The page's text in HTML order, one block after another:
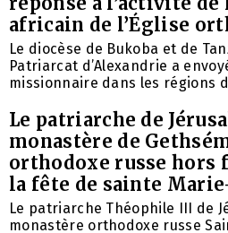
africain de l’Église
Le diocèse de Bukoba et de
Patriarcat d’Alexandrie a
missionnaire dans les régions
Le patriarche de
monastère de
orthodoxe russe hors
la fête de sainte
Le patriarche Théophile III de
monastère orthodoxe russe